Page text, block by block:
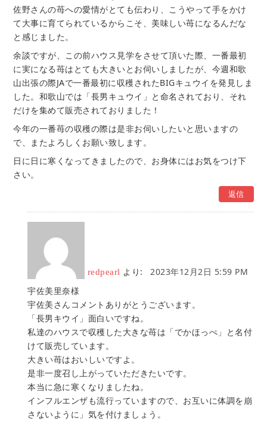
佐野さんの苺への愛情がとても伝わり、こうやって手をかけ
て大事に育てられているからこそ、美味しい苺になるんだな
と感じました。
余談ですが、この前ハウス見学をさせて頂いた際、一番最初
に実になる苺はとても大きいとお伺いしましたが、今週和歌
山出張の際JAで一番最初に収穫されたBIGキュウイを発見しま
した。和歌山では「長男キュウイ」と命名されており、それ
だけを集めて販売されておりました！
今年の一番苺の収穫の際は是非お伺いしたいと思いますの
で、またよろしくお願い致します。
日に日に寒くなってきましたので、お身体にはお気をつけ下
さい。
返信
redpearl より:
2023年12月2日 5:59 PM
宇佐美里奈様
宇佐美さんコメントありがとうございます。
「長男キウイ」面白いですね。
私達のハウスで収穫した大きな苺は「でかほっぺ」と名付
けて販売しています。
大きい苺はおいしいですよ。
是非一度召し上がっていただきたいです。
本当に急に寒くなりましたね。
インフルエンザも流行っていますので、お互いに体調を崩
さないように」気を付けましょう。